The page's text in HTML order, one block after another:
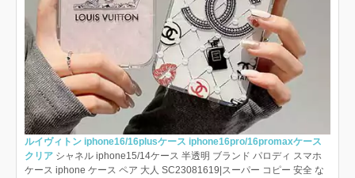
ルイヴィトン iphone16/16plusケース iphone16pro/16promaxケース
クリア シャネル iphone15/14ケース 半透明 ブランド パロディ スマホ
ケース iphone ケース ペア 大人 SC23081619|スーパー コピー 安全 な